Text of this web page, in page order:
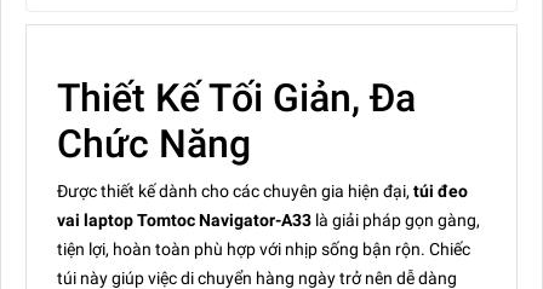
Thiết Kế Tối Giản, Đa
Chức Năng
Được thiết kế dành cho các chuyên gia hiện đại, túi đeo
vai laptop Tomtoc Navigator-A33 là giải pháp gọn gàng,
tiện lợi, hoàn toàn phù hợp với nhịp sống bận rộn. Chiếc
túi này giúp việc di chuyển hàng ngày trở nên dễ dàng